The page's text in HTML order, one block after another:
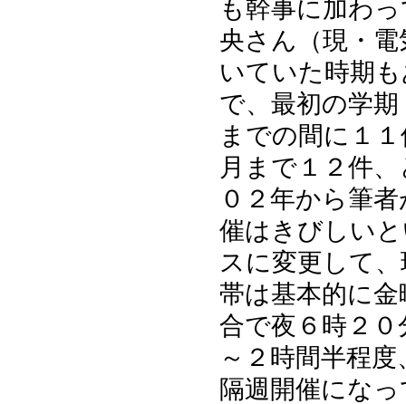
も幹事に加わ
央さん（現・
いていた時期
で、最初の学
までの間に１
月まで１２件
０２年から筆
催はきびしい
スに変更して
帯は基本的に
合で夜６時２
～２時間半程
隔週開催にな